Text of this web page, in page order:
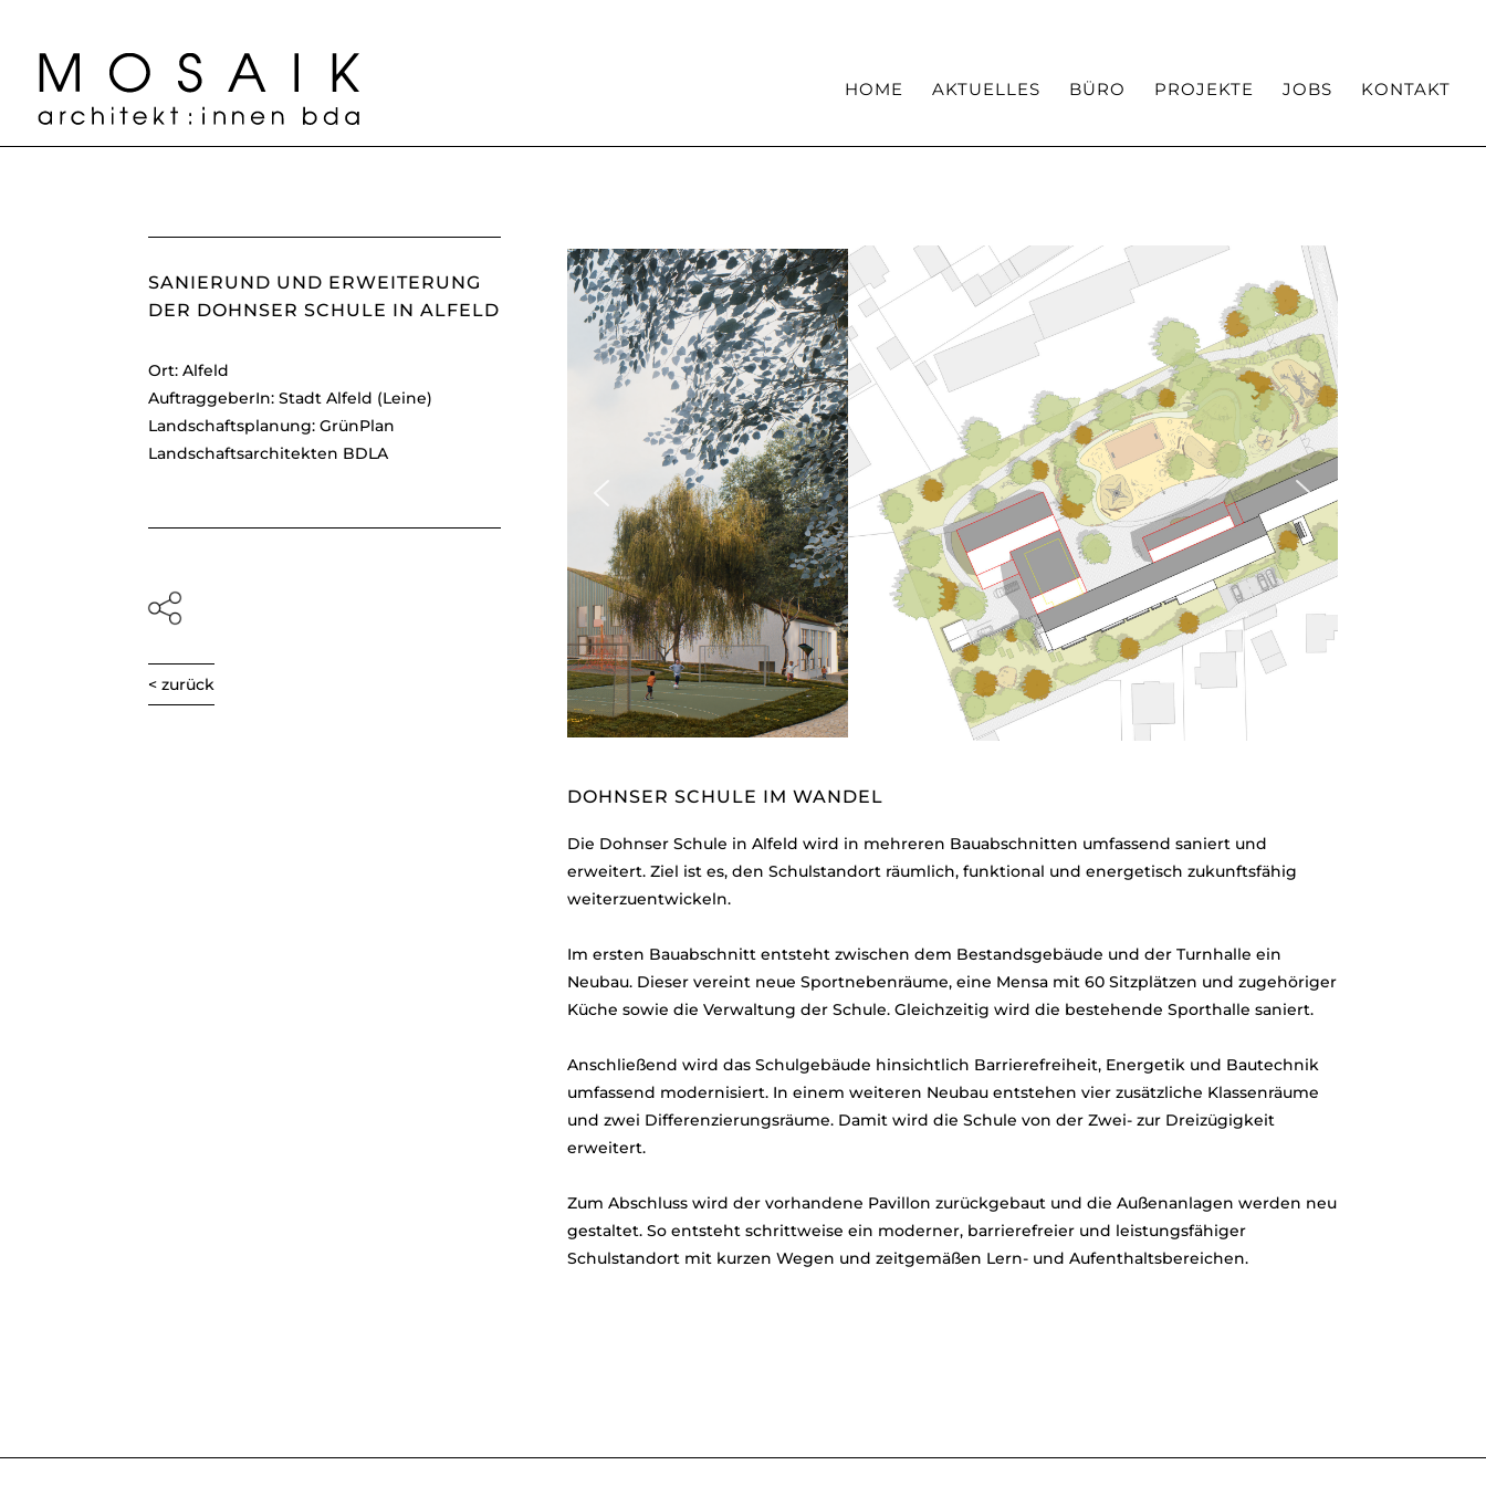
HOME AKTUELLES BÜRO PROJEKTE JOBS KONTAKT
SANIERUND UND ERWEITERUNG
DER DOHNSER SCHULE IN ALFELD
Ort: Alfeld
AuftraggeberIn: Stadt Alfeld (Leine)
Landschaftsplanung: GrünPlan
Landschaftsarchitekten BDLA
< zurück
DOHNSER SCHULE IM WANDEL
Die Dohnser Schule in Alfeld wird in mehreren Bauabschnitten umfassend saniert und
erweitert. Ziel ist es, den Schulstandort räumlich, funktional und energetisch zukunftsfähig
weiterzuentwickeln.
Im ersten Bauabschnitt entsteht zwischen dem Bestandsgebäude und der Turnhalle ein
Neubau. Dieser vereint neue Sportnebenräume, eine Mensa mit 60 Sitzplätzen und zugehöriger
Küche sowie die Verwaltung der Schule. Gleichzeitig wird die bestehende Sporthalle saniert.
Anschließend wird das Schulgebäude hinsichtlich Barrierefreiheit, Energetik und Bautechnik
umfassend modernisiert. In einem weiteren Neubau entstehen vier zusätzliche Klassenräume
und zwei Differenzierungsräume. Damit wird die Schule von der Zwei- zur Dreizügigkeit
erweitert.
Zum Abschluss wird der vorhandene Pavillon zurückgebaut und die Außenanlagen werden neu
gestaltet. So entsteht schrittweise ein moderner, barrierefreier und leistungsfähiger
Schulstandort mit kurzen Wegen und zeitgemäßen Lern- und Aufenthaltsbereichen.